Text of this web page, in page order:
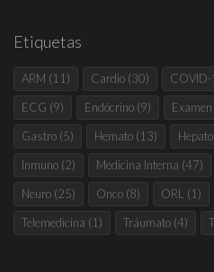
Etiquetas
ARM (11) Cardio (30)
ECG (9) Endócrino (9)
Gastro (5) Hemato (13) Hepato
Inmuno (2) Medicina Interna (47)
Neuro (25) Onco (8) ORL (1)
Telemedicina (1) Tráumato (4)